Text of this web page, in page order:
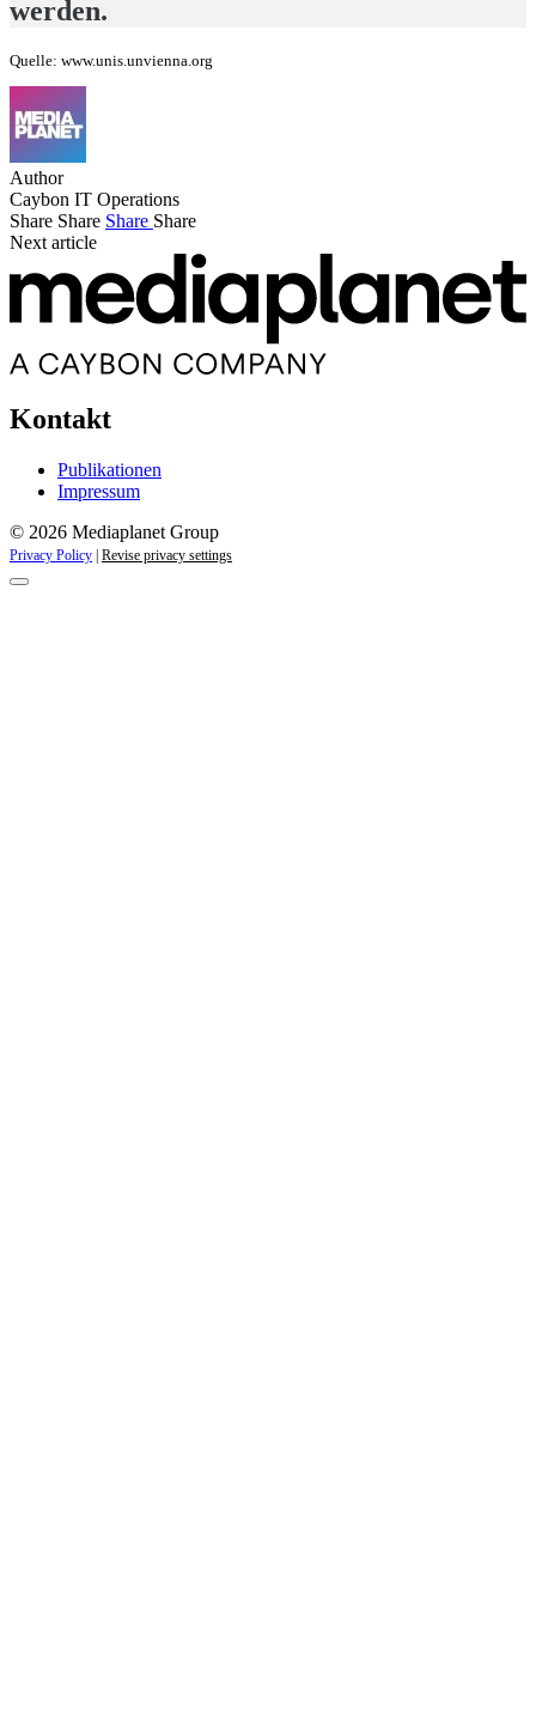
werden.
Quelle: www.unis.unvienna.org
Author
Caybon IT Operations
Share Share Share Share
Next article
Kontakt
Publikationen
Impressum
© 2026 Mediaplanet Group
Privacy Policy | Revise privacy settings